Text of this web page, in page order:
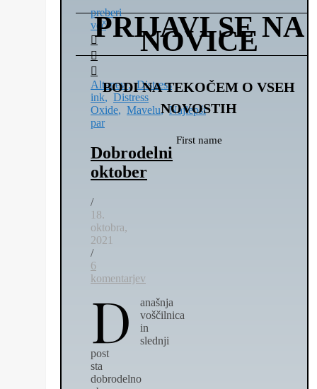
preberi
več
Altenew,Distress
ink, Distress
Oxide, Mavelu,Najlepši
par
Dobrodelni
oktober
/
18.
oktobra,
2021
/
6
komentarjev
D
anašnja
voščilnica
in
slednji
post
sta
dobrodelno
PRIJAVI SE NA
NOVICE
BODI NA TEKOČEM O VSEH
NOVOSTIH
First name